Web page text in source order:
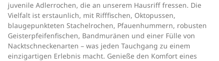
juvenile Adlerrochen, die an unserem Hausriff fressen. Die
Vielfalt ist erstaunlich, mit Rifffischen, Oktopussen,
blaugepunkteten Stachelrochen, Pfauenhummern, robusten
Geisterpfeifenfischen, Bandmuränen und einer Fülle von
Nacktschneckenarten – was jeden Tauchgang zu einem
einzigartigen Erlebnis macht. Genieße den Komfort eines